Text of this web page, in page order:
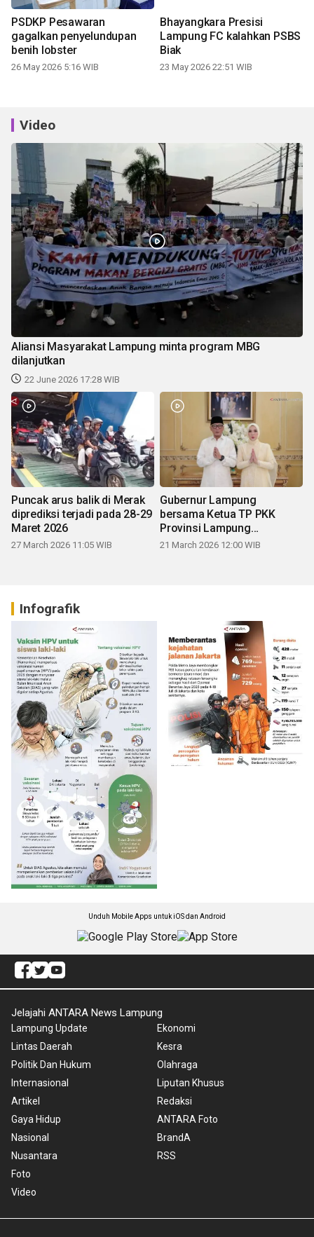
PSDKP Pesawaran
gagalkan penyelundupan
benih lobster
26 May 2026 5:16 WIB
Bhayangkara Presisi
Lampung FC kalahkan PSBS
Biak
23 May 2026 22:51 WIB
Video
Aliansi Masyarakat Lampung minta program MBG
dilanjutkan
22 June 2026 17:28 WIB
Puncak arus balik di Merak
diprediksi terjadi pada 28-29
Maret 2026
27 March 2026 11:05 WIB
Gubernur Lampung
bersama Ketua TP PKK
Provinsi Lampung
mengucapkan Selamat Hari
21 March 2026 12:00 WIB
Infografik
Unduh Mobile Apps untuk iOS dan Android
Jelajahi ANTARA News Lampung
Lampung Update
Lintas Daerah
Politik Dan Hukum
Internasional
Artikel
Gaya Hidup
Nasional
Nusantara
Foto
Video
Ekonomi
Kesra
Olahraga
Liputan Khusus
Redaksi
ANTARA Foto
BrandA
RSS